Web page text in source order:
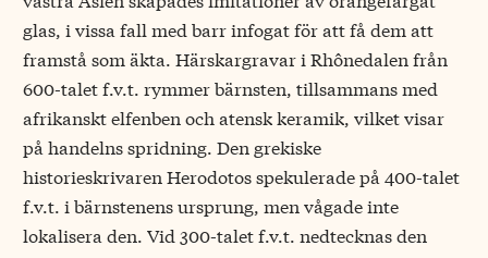
glas, i vissa fall med barr infogat för att få dem att
framstå som äkta. Härskargravar i Rhônedalen från
600-talet f.v.t. rymmer bärnsten, tillsammans med
afrikanskt elfenben och atensk keramik, vilket visar
på handelns spridning. Den grekiske
historieskrivaren Herodotos spekulerade på 400-talet
f.v.t. i bärnstenens ursprung, men vågade inte
lokalisera den. Vid 300-talet f.v.t. nedtecknas den